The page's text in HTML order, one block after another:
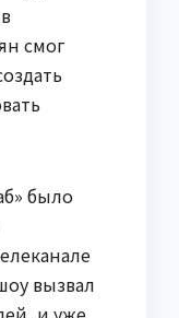
смог
было
вызвал